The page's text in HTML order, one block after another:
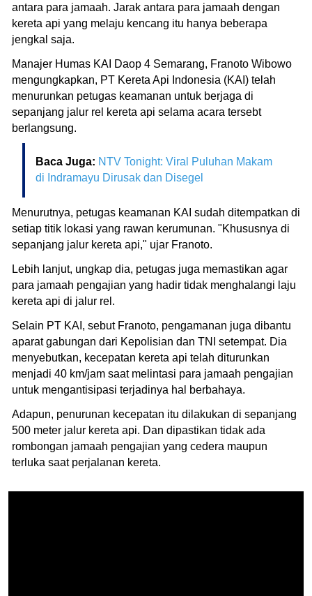
antara para jamaah. Jarak antara para jamaah dengan
kereta api yang melaju kencang itu hanya beberapa
jengkal saja.
Manajer Humas KAI Daop 4 Semarang, Franoto Wibowo
mengungkapkan, PT Kereta Api Indonesia (KAI) telah
menurunkan petugas keamanan untuk berjaga di
sepanjang jalur rel kereta api selama acara tersebt
berlangsung.
Baca Juga: NTV Tonight: Viral Puluhan Makam
di Indramayu Dirusak dan Disegel
Menurutnya, petugas keamanan KAI sudah ditempatkan di
setiap titik lokasi yang rawan kerumunan. "Khususnya di
sepanjang jalur kereta api," ujar Franoto.
Lebih lanjut, ungkap dia, petugas juga memastikan agar
para jamaah pengajian yang hadir tidak menghalangi laju
kereta api di jalur rel.
Selain PT KAI, sebut Franoto, pengamanan juga dibantu
aparat gabungan dari Kepolisian dan TNI setempat. Dia
menyebutkan, kecepatan kereta api telah diturunkan
menjadi 40 km/jam saat melintasi para jamaah pengajian
untuk mengantisipasi terjadinya hal berbahaya.
Adapun, penurunan kecepatan itu dilakukan di sepanjang
500 meter jalur kereta api. Dan dipastikan tidak ada
rombongan jamaah pengajian yang cedera maupun
terluka saat perjalanan kereta.